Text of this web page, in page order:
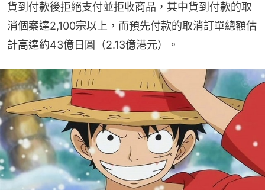
貨到付款後拒絕支付並拒收商品，其中貨到付款的取
消個案達2,100宗以上，而預先付款的取消訂單總額估
計高達約43億日圓（2.13億港元）。